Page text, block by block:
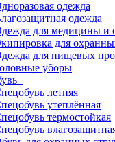
одежда
одежда
для медицины и
для
для пищевых
уборы
летняя
утеплённая
термостойкая